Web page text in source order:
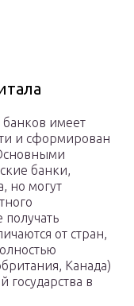
имеет
и сформирован
банки,
но могут
получать
от стран,
Канада)
государства в